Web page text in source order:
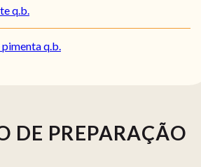
q.b.
pimenta q.b.
DE PREPARAÇÃO